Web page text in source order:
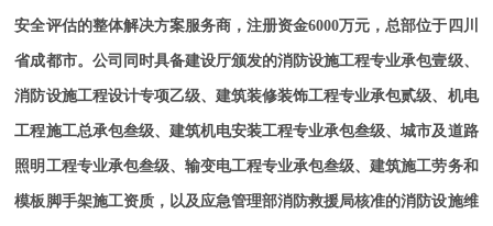
安全评估的整体解决方案服务商，注册资金6000万元，总部位于四川
省成都市。公司同时具备建设厅颁发的消防设施工程专业承包壹级、
消防设施工程设计专项乙级、建筑装修装饰工程专业承包贰级、机电
工程施工总承包叁级、建筑机电安装工程专业承包叁级、城市及道路
照明工程专业承包叁级、输变电工程专业承包叁级、建筑施工劳务和
模板脚手架施工资质，以及应急管理部消防救援局核准的消防设施维